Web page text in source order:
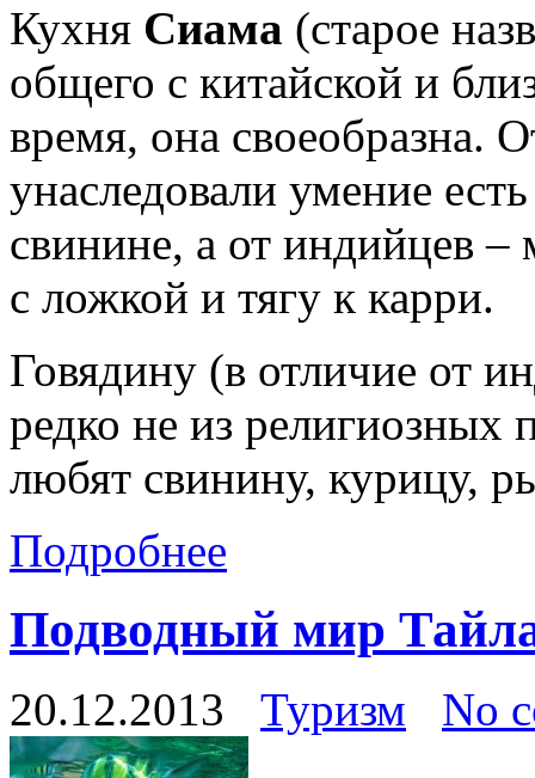
Кухня Сиама (старое
общего с китайской и
время, она своеобразна.
унаследовали умение
свинине, а от индийцев –
с ложкой и тягу к карри.
Говядину (в отличие от
редко не из
любят свинину, курицу,
Подробнее
Подводный мир
20.12.2013 Туризм No